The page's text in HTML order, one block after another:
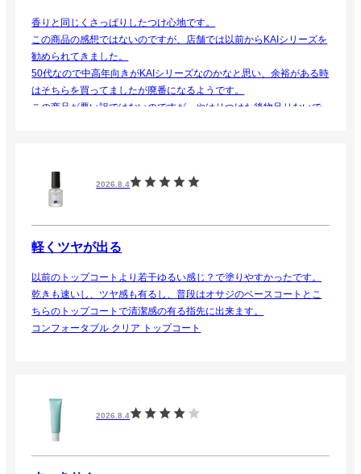
香りと同じくさっぱりしたつけ心地です。
この商品の感想ではないのですが、店舗では以前からKAIシリーズを
勧められてきました。
50代なので中高年向きがKAIシリーズなのかなと思い、余裕がある時
はそちらを買ってましたが廃番になるようです。
この商品が悪い訳ではないのですが、やはりつけた後物足りないで
特に基礎化粧品については、残念ですがもう私はオサジから卒業し
た方がいいのかもと考えてます。
チューニング ハイドレイティング ローション
2026.8.4
軽くツヤが出る
以前のトップコートより若干ゆるい感じ？で塗りやすかったです。
乾きも速いし、ツヤ感も有るし、普段はオサジのベースコートとこ
ちらのトップコートで清潔感の有る指先に出来ます。
コンフォータブル クリア トップコート
2026.8.4